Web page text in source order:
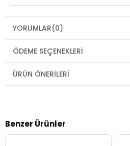
YORUMLAR(0)
ÖDEME SEÇENEKLERI
ÜRÜN ÖNERILERI
Benzer Ürünler